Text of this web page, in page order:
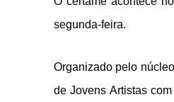
segunda-feira.
Organizado pelo
de Jovens Artistas